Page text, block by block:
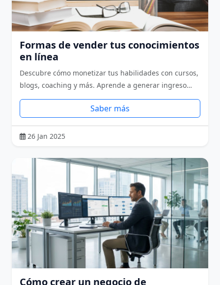
Formas de vender tus conocimientos
en línea
Descubre cómo monetizar tus habilidades con cursos,
blogs, coaching y más. Aprende a generar ingreso…
Saber más
26 Jan 2025
Cómo crear un negocio de